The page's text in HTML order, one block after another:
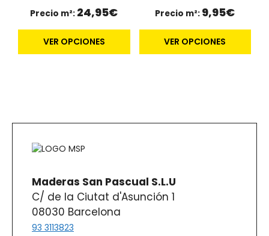
Precio m²: 24,95€
VER OPCIONES
producto
Precio m²: 9,95€
VER OPCIONES
producto
Maderas San Pascual S.L.U
C/ de la Ciutat d'Asunción 1
08030 Barcelona
93 3113823